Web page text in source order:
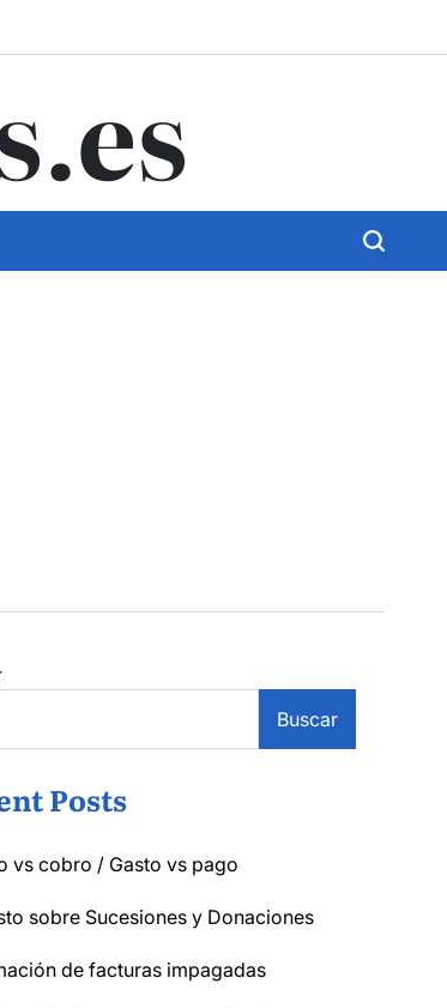
Buscar
Posts
vs cobro / Gasto vs pago
sobre Sucesiones y Donaciones
de facturas impagadas